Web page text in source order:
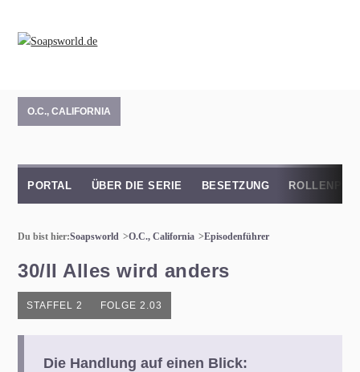
O.C., CALIFORNIA
PORTAL ÜBER DIE SERIE BESETZUNG
Du bist hier:Soapsworld O.C., California Episodenführer
30/II Alles wird anders
STAFFEL 2 FOLGE 2.03
Die Handlung auf einen Blick: